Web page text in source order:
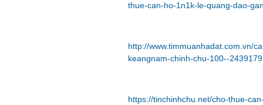
thue-can-ho-1n1k-le-quang-dao-
http://www.timmuanhadat.com.vn/
keangnam-chinh-chu-100--
https://tinchinhchu.net/cho-thue-